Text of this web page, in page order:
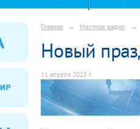
Главная → Местное радио →
Новый
11 апреля 2025 г.